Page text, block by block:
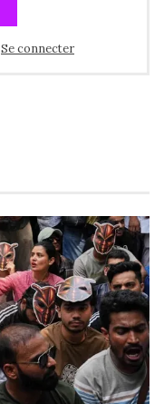
Se connecter